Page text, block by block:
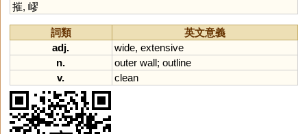
摧, 嵺
詞類
英文意義
adj.
wide, extensive
n.
outer wall; outline
v.
clean